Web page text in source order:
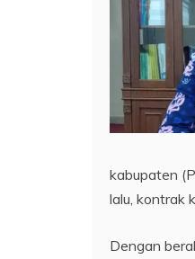
kabupaten
lalu, kontrak
Dengan